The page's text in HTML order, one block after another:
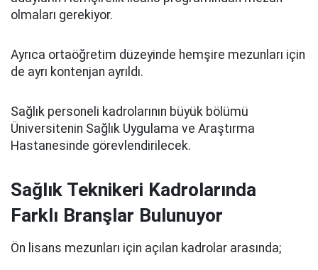
olmaları gerekiyor.
Ayrıca ortaöğretim düzeyinde hemşire mezunları için
de ayrı kontenjan ayrıldı.
Sağlık personeli kadrolarının büyük bölümü
Üniversitenin Sağlık Uygulama ve Araştırma
Hastanesinde görevlendirilecek.
Sağlık Teknikeri Kadrolarında
Farklı Branşlar Bulunuyor
Ön lisans mezunları için açılan kadrolar arasında;